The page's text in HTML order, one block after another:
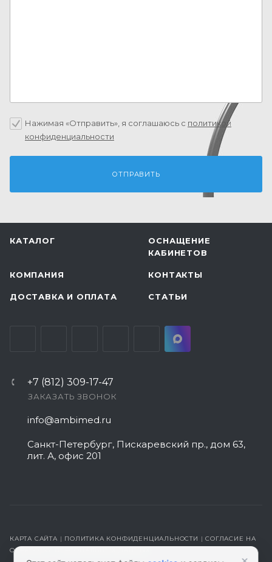
Нажимая «Отправить», я соглашаюсь c политикой
конфиденциальности
КАТАЛОГ
ОСНАЩЕНИЕ
КАБИНЕТОВ
КОМПАНИЯ КОНТАКТЫ
ДОСТАВКА И ОПЛАТА СТАТЬИ
+7 (812) 309-17-47
ЗАКАЗАТЬ ЗВОНОК
info@ambimed.ru
Санкт-Петербург, Пискаревский пр., дом 63,
лит. А, офис 201
КАРТА САЙТА | ПОЛИТИКА КОНФИДЕНЦИАЛЬНОСТИ |СОГЛАСИЕ НА
ОБРАБОТКУ ПЕРСОНАЛЬНЫХ ДАННЫХ